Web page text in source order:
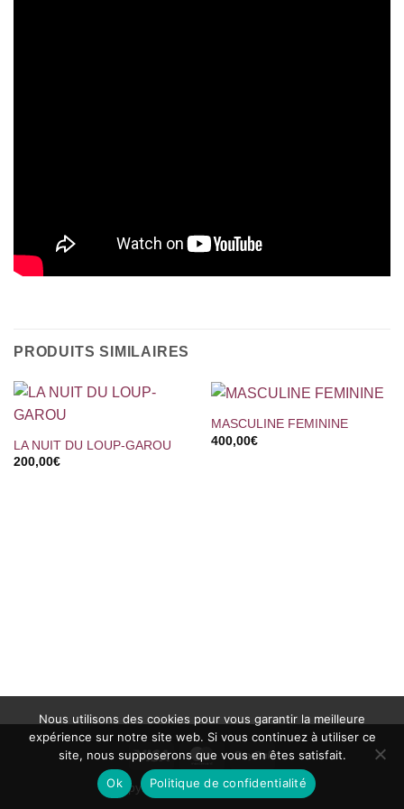
PRODUITS SIMILAIRES
LA NUIT DU LOUP-GAROU
200,00€
MASCULINE FEMININE
400,00€
Visa MasterCardPayPal
Copyright 2002 ©Ciné-Images
Nous utilisons des cookies pour vous garantir la meilleure
expérience sur notre site web. Si vous continuez à utiliser ce
site, nous supposerons que vous en êtes satisfait.
Ok
Politique de confidentialité